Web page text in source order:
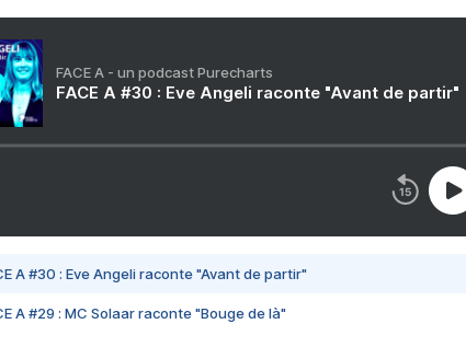
FACE A - un podcast Purecharts
FACE A #30 : Eve Angeli raconte "Avant de partir"
A #30 : Eve Angeli raconte "Avant de partir"
A #29 : MC Solaar raconte "Bouge de là"